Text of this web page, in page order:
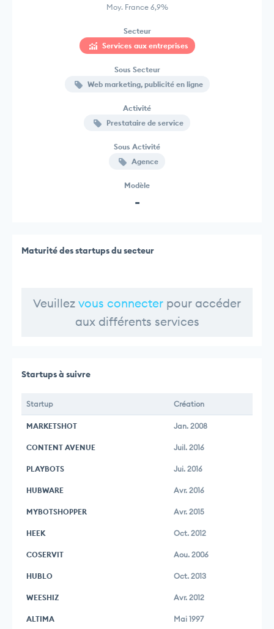
Moy. France 6,9%
Secteur
Services aux entreprises
Sous Secteur
Web marketing, publicité en ligne
Activité
Prestataire de service
Sous Activité
Agence
Modèle
-
Maturité des startups du secteur
Veuillez vous connecter pour accéder
aux différents services
Startups à suivre
Startup Création
MARKETSHOT Jan. 2008
CONTENT AVENUE Juil. 2016
PLAYBOTS Jui. 2016
HUBWARE Avr. 2016
MYBOTSHOPPER Avr. 2015
HEEK Oct. 2012
COSERVIT Aou. 2006
HUBLO Oct. 2013
WEESHIZ Avr. 2012
ALTIMA Mai 1997